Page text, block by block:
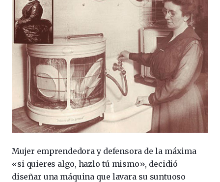
Mujer emprendedora y defensora de la máxima
«si quieres algo, hazlo tú mismo», decidió
diseñar una máquina que lavara su suntuoso